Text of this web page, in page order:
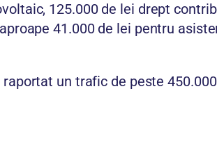
125.000 de lei drept
41.000 de lei pentru
raportat un trafic de peste